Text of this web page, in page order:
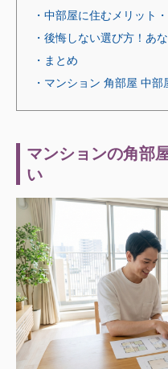
・中部屋に住むメリット
・後悔しない選び方！あ
・まとめ
・マンション 角部屋 中
マンションの角部
い